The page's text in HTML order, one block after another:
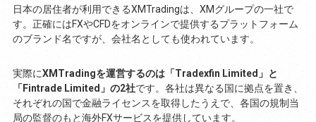
日本の居住者が利用できるXMTradingは、XMグループの一社で
す。正確にはFXやCFDをオンラインで提供するプラットフォーム
のブランド名ですが、会社名としても使われています。
実際にXMTradingを運営するのは「Tradexfin Limited」と
「Fintrade Limited」の2社です。各社は異なる国に拠点を置き、
それぞれの国で金融ライセンスを取得したうえで、各国の規制当
局の監督のもと海外FXサービスを提供しています。